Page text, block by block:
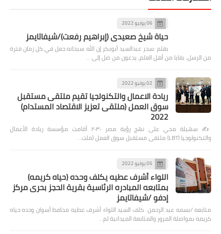
06 يونيو 2022
حياة شيخ صعيدى (إبراهيم رفعت)/شيفاتايمز
بقلم :سحر عبدالسيد أبوبكر إن الله سبحانه جعل في كل زمان فترة
من الرسل، بقايا من أهل العلم، يدعون من ضل إلى …
02 يونيو 2022
ريادة الاعمال والتكنولجيا تقيم ملتقى مستقبل
سوق العمل (ملتقى تعزيز الاقتصاد المستدام)
2022
✍️ سهيلة محي على نهج رؤية مصر ٢٠٣٠ أقامت مؤسسة ريادة الأعمال
والتكنولوجيا (LBT) ملتقى مستقبل سوق العمل (ملت…
05 يوليو 2022
اللواء أشرف عطيه يكلف وحده (حياه كريمه)
بمتابعه المبادره الرئاسية بقرية الحجز بحرى مركز
إدفو /شيفاتايمز
متابعه /بسمه عبد الرحمن كلف السيد اللواء أشرف عطيه محافظ أسوان وحده حياه
كريمه بمواصلة المرور والمتابعة الميدانية لم…